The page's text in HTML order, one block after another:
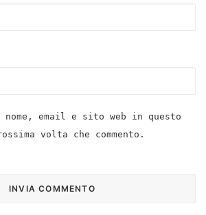
email e sito web in questo
volta che commento.